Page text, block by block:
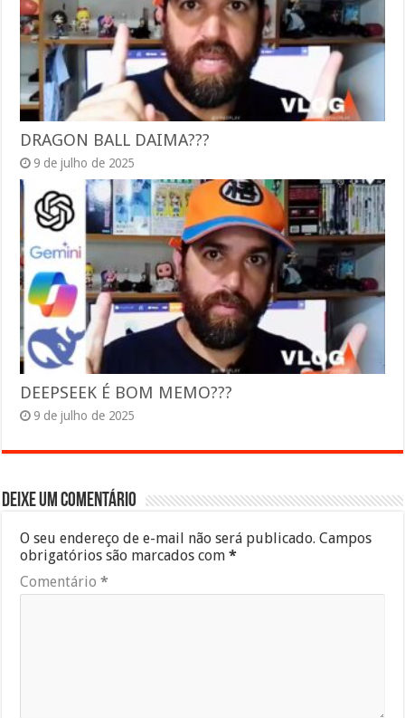
DRAGON BALL DAIMA???
9 de julho de 2025
DEEPSEEK É BOM MEMO???
9 de julho de 2025
Deixe um comentário
O seu endereço de e-mail não será publicado. Campos
obrigatórios são marcados com*
Comentário*